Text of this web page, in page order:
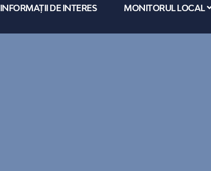
INFORMAȚII DE INTERES MONITORUL LOCAL